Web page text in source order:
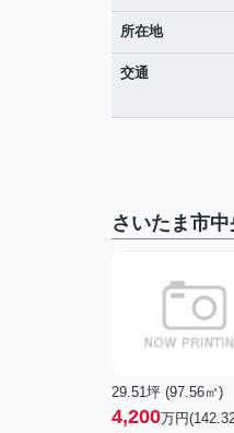
所在地
交通
さいたま市
29.51坪 (97.56㎡)
4,200万円